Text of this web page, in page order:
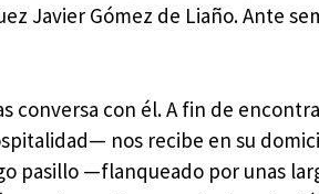
Javier Gómez de Liaño. Ante
conversa con él. A fin de
nos recibe en su
pasillo —flanqueado por unas